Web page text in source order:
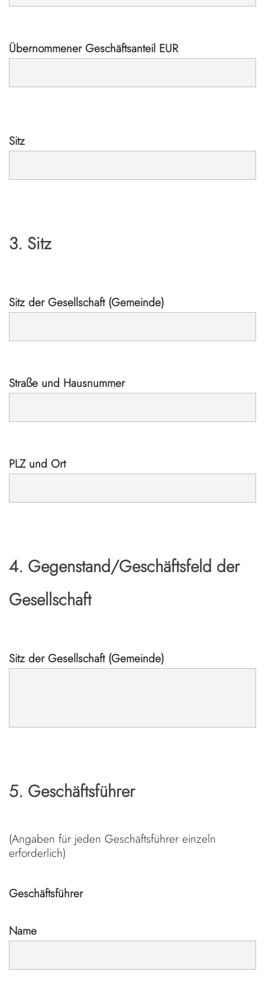
Übernommener Geschäftsanteil EUR
Sitz
3. Sitz
Sitz der Gesellschaft (Gemeinde)
Straße und Hausnummer
PLZ und Ort
4. Gegenstand/Geschäftsfeld der
Gesellschaft
Sitz der Gesellschaft (Gemeinde)
5. Geschäftsführer
(Angaben für jeden Geschäftsführer einzeln
erforderlich)
Geschäftsführer
Name